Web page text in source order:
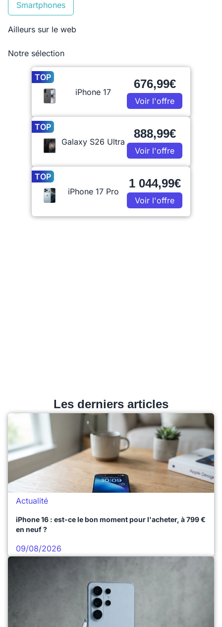
Smartphones
Ailleurs sur le web
Notre sélection
TOP
iPhone 17
676,99€
Voir l'offre
TOP
Galaxy S26 Ultra
888,99€
Voir l'offre
TOP
iPhone 17 Pro
1 044,99€
Voir l'offre
Les derniers articles
Actualité
iPhone 16 : est-ce le bon moment pour l'acheter, à 799 €
en neuf ?
09/08/2026